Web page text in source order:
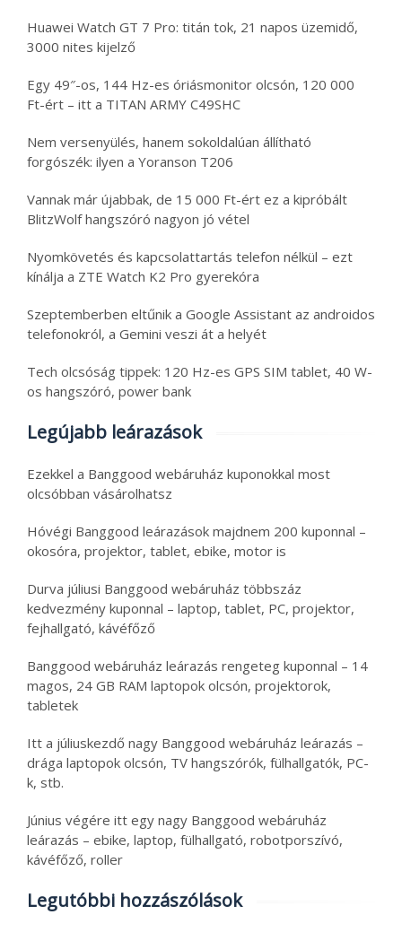
Huawei Watch GT 7 Pro: titán tok, 21 napos üzemidő,
3000 nites kijelző
Egy 49″-os, 144 Hz-es óriásmonitor olcsón, 120 000
Ft-ért – itt a TITAN ARMY C49SHC
Nem versenyülés, hanem sokoldalúan állítható
forgószék: ilyen a Yoranson T206
Vannak már újabbak, de 15 000 Ft-ért ez a kipróbált
BlitzWolf hangszóró nagyon jó vétel
Nyomkövetés és kapcsolattartás telefon nélkül – ezt
kínálja a ZTE Watch K2 Pro gyerekóra
Szeptemberben eltűnik a Google Assistant az androidos
telefonokról, a Gemini veszi át a helyét
Tech olcsóság tippek: 120 Hz-es GPS SIM tablet, 40 W-
os hangszóró, power bank
Legújabb leárazások
Ezekkel a Banggood webáruház kuponokkal most
olcsóbban vásárolhatsz
Hóvégi Banggood leárazások majdnem 200 kuponnal –
okosóra, projektor, tablet, ebike, motor is
Durva júliusi Banggood webáruház többszáz
kedvezmény kuponnal – laptop, tablet, PC, projektor,
fejhallgató, kávéfőző
Banggood webáruház leárazás rengeteg kuponnal – 14
magos, 24 GB RAM laptopok olcsón, projektorok,
tabletek
Itt a júliuskezdő nagy Banggood webáruház leárazás –
drága laptopok olcsón, TV hangszórók, fülhallgatók, PC-
k, stb.
Június végére itt egy nagy Banggood webáruház
leárazás – ebike, laptop, fülhallgató, robotporszívó,
kávéfőző, roller
Legutóbbi hozzászólások